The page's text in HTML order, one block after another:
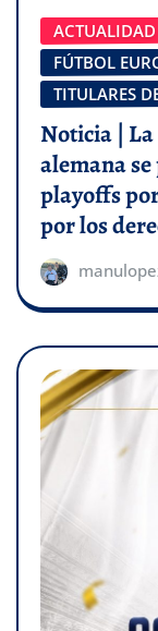
ACTUALIDAD
FÚTBOL
TITULARES
Noticia |
alemana
playoffs
por los